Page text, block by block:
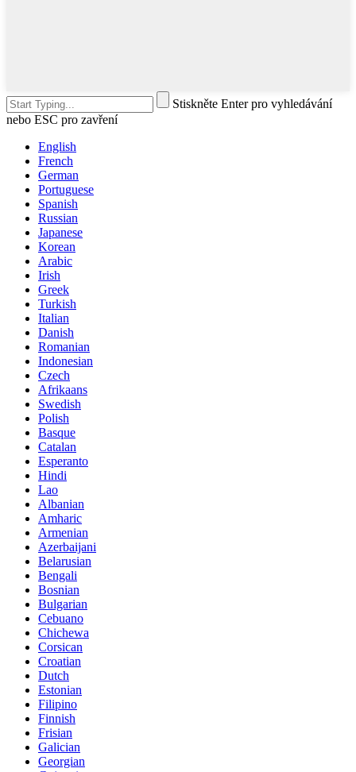
Stiskněte Enter pro vyhledávání
nebo ESC pro zavření
English
French
German
Portuguese
Spanish
Russian
Japanese
Korean
Arabic
Irish
Greek
Turkish
Italian
Danish
Romanian
Indonesian
Czech
Afrikaans
Swedish
Polish
Basque
Catalan
Esperanto
Hindi
Lao
Albanian
Amharic
Armenian
Azerbaijani
Belarusian
Bengali
Bosnian
Bulgarian
Cebuano
Chichewa
Corsican
Croatian
Dutch
Estonian
Filipino
Finnish
Frisian
Galician
Georgian